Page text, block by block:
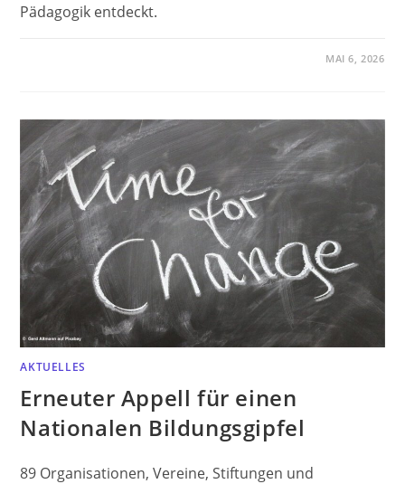
Pädagogik entdeckt.
MAI 6, 2026
AKTUELLES
Erneuter Appell für einen
Nationalen Bildungsgipfel
89 Organisationen, Vereine, Stiftungen und